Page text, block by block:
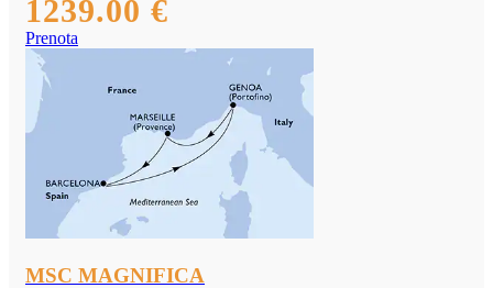
1239.00 €
Prenota
MSC MAGNIFICA